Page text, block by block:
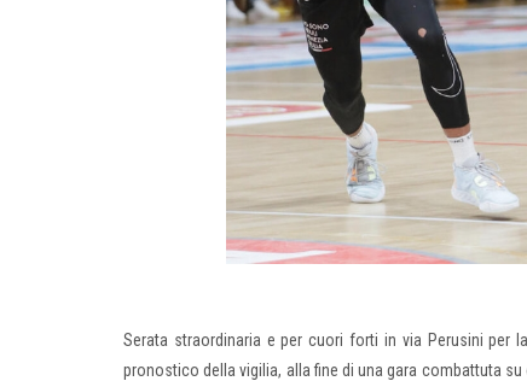
Serata straordinaria e per cuori forti in via Perusini per
pronostico della vigilia, alla fine di una gara combattuta